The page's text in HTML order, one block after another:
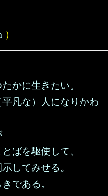
）
かに生きたい。
凡な）人になりかわ
ばを駆使して、
してみせる。
である。